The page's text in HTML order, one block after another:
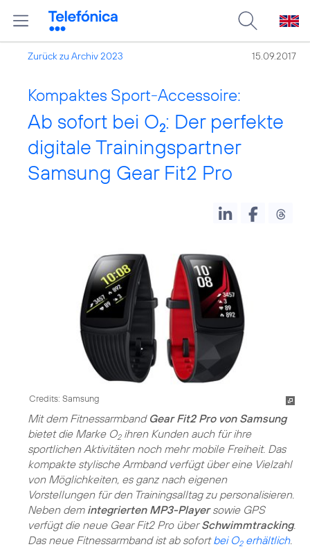
Zurück zu Archiv 2023 15.09.2017
Kompaktes Sport-Accessoire:
Ab sofort bei O2: Der perfekte
digitale Trainingspartner
Samsung Gear Fit2 Pro
Credits: Samsung
Mit dem Fitnessarmband Gear Fit2 Pro von Samsung
bietet die Marke O2ihren Kunden auch für ihre
sportlichen Aktivitäten noch mehr mobile Freiheit. Das
kompakte stylische Armband verfügt über eine Vielzahl
von Möglichkeiten, es ganz nach eigenen
Vorstellungen für den Trainingsalltag zu personalisieren.
Neben dem integrierten MP3-Playersowie GPS
verfügt die neue Gear Fit2 Pro überSchwimmtracking.
Das neue Fitnessarmband ist ab sofortbei O2erhältlich.